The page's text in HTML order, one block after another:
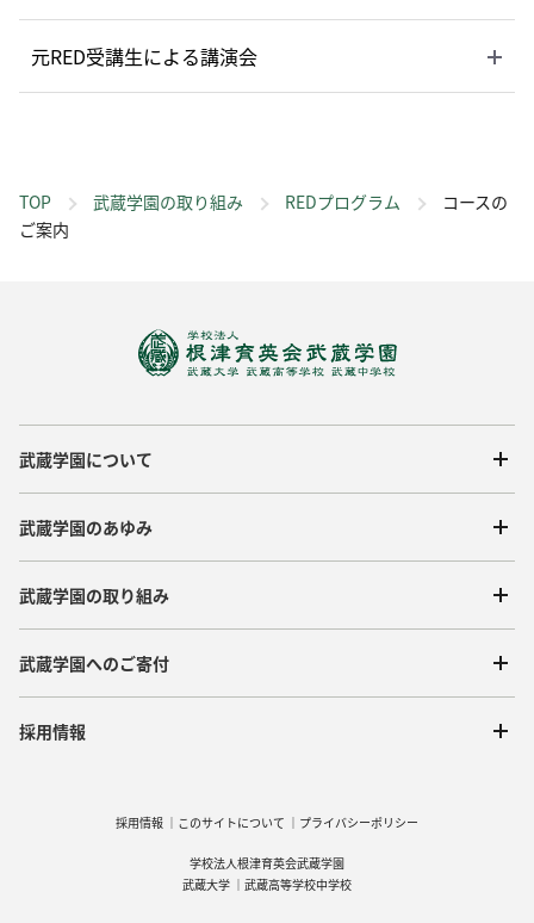
TOP 武蔵学園の取り組み REDプログラム
コースの
ご案内
元RED受講生による講演会
武蔵学園について
武蔵学園のあゆみ
武蔵学園の取り組み
武蔵学園へのご寄付
採用情報
採用情報 このサイトについて プライバシーポリシー
学校法人根津育英会武蔵学園
武蔵大学
武蔵高等学校中学校